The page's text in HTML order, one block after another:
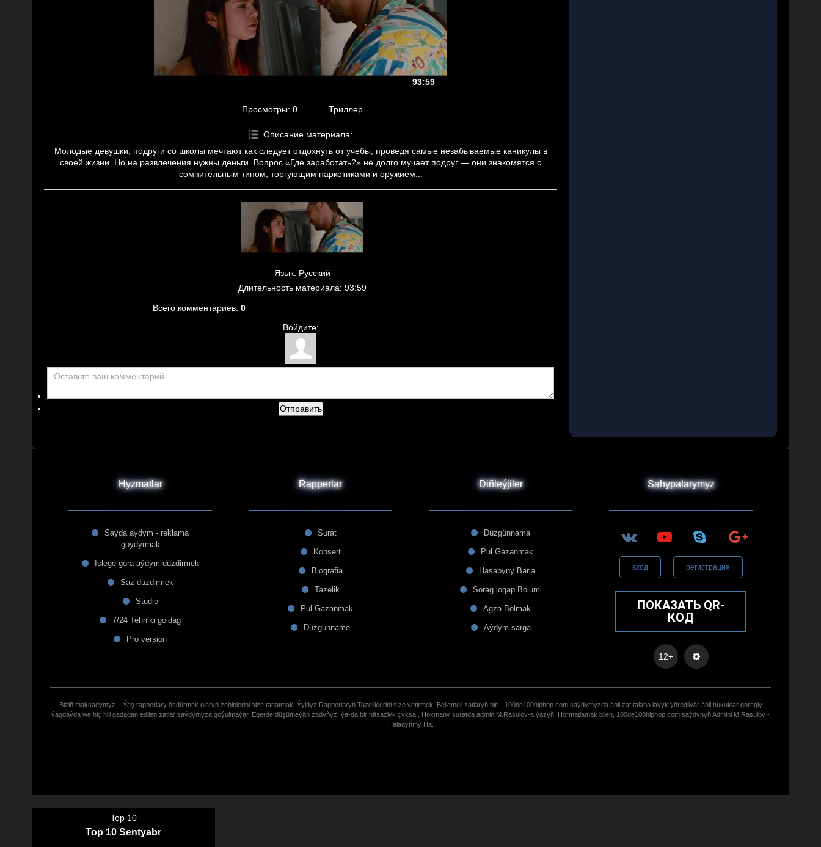
93:59
Просмотры: 0 Триллер
Описание материала:
Молодые девушки, подруги со школы мечтают как следует отдохнуть от учебы, проведя самые незабываемые каникулы в
своей жизни. Но на развлечения нужны деньги. Вопрос «Где заработать?» не долго мучает подруг — они знакомятся с
сомнительным типом, торгующим наркотиками и оружием...
Язык: Русский
Длительность материала: 93:59
Всего комментариев: 0
Войдите:
Отправить
Hyzmatlar
Sayda aydym - reklama
goydyrmak
Islege göra aýdym düzdirmek
Saz düzdirmek
Studio
7/24 Tehniki goldag
Pro version
Rapperlar
Surat
Konsert
Biografia
Tazelik
Pul Gazanmak
Düzgunname
Diñleýjiler
Düzgünnama
Pul Gazanmak
Hasabyny Barla
Sorag jogap Bölümi
Agza Bolmak
Aýdym sarga
Sahypalarymyz
вход регистрация
ПОКАЗАТЬ QR-
КОД
12+
Biziñ maksadymyz – Ýaş rapperlary ösdürmek olaryñ zehinlerini size tanatmak, Ýyldyz Rapperlaryñ Tazeliklerini size ýetirmek. Bellemeli zatlaryñ biri - 100de100hiphop.com saýdymyzda ähli zat talaba laýyk ýöredilýär ähli hukuklar goragly
ýagdaýda we hiç hili gadagan edilen zatlar saýdymyza goýulmaýar. Egerde düşümeýän zadyñyz, ýa-da bir näsazlyk çyksa , Hokmany suratda admin M.Rasulov-a ýazyñ. Hormatlamak bilen, 100de100hiphop.com saýdynyñ Admini M.Rasulov -
Haladyñmy Hä.
Top 10
Top 10 Sentyabr